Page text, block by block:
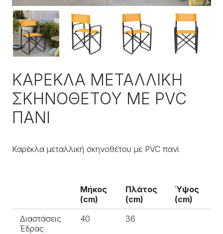
ΚΑΡΕΚΛΑ ΜΕΤΑΛΛΙΚΗ
ΣΚΗΝΟΘΕΤΟΥ ΜΕ PVC
ΠΑΝΙ
Καρέκλα μεταλλική σκηνοθέτου με PVC πανί
Μήκος
(cm)
Πλάτος
(cm)
Ύψος
(cm)
Διαστάσεις
Έδρας
40 36